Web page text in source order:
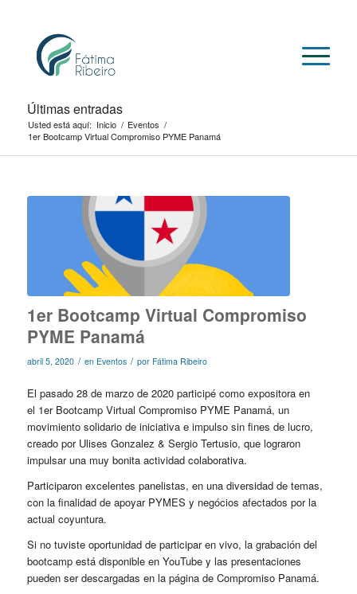
Últimas entradas
Usted está aquí: Inicio / Eventos /
1er Bootcamp Virtual Compromiso PYME Panamá
1er Bootcamp Virtual Compromiso
PYME Panamá
abril 5, 2020 / en Eventos / por Fátima Ribeiro
El pasado 28 de marzo de 2020 participé como expositora en
el 1er Bootcamp Virtual Compromiso PYME Panamá, un
movimiento solidario de iniciativa e impulso sin fines de lucro,
creado por Ulises Gonzalez & Sergio Tertusio, que lograron
impulsar una muy bonita actividad colaborativa.
Participaron excelentes panelistas, en una diversidad de temas,
con la finalidad de apoyar PYMES y negócios afectados por la
actual coyuntura.
Si no tuviste oportunidad de participar en vivo, la grabación del
bootcamp está disponible en YouTubey las presentaciones
pueden ser descargadas en la página de Compromiso Panamá.